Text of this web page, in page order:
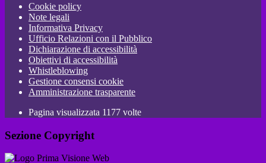
Cookie policy
Note legali
Informativa Privacy
Ufficio Relazioni con il Pubblico
Dichiarazione di accessibilità
Obiettivi di accessibilità
Whistleblowing
Gestione consensi cookie
Amministrazione trasparente
Pagina visualizzata 1177 volte
Sezione Copyright